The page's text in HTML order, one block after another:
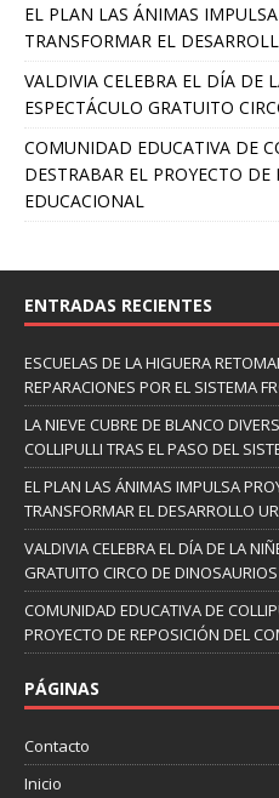
EL PLAN LAS ÁNIMAS
TRANSFORMAR EL
VALDIVIA CELEBRA EL DÍA DE
ESPECTÁCULO GRATUITO
COMUNIDAD EDUCATIVA DE
DESTRABAR EL PROYECTO
EDUCACIONAL
ENTRADAS RECIENTES
ESCUELAS DE LA HIGUERA
REPARACIONES POR EL SISTEMA
LA NIEVE CUBRE DE BLANCO
COLLIPULLI TRAS EL PASO DEL
EL PLAN LAS ÁNIMAS IMPULSA
TRANSFORMAR EL DESARROLLO
VALDIVIA CELEBRA EL DÍA DE LA
GRATUITO CIRCO DE DINOSAURIOS
COMUNIDAD EDUCATIVA DE
PROYECTO DE REPOSICIÓN DEL
PÁGINAS
Contacto
Inicio